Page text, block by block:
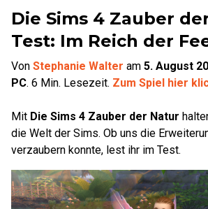
Die Sims 4 Zauber
Test: Im Reich der
Von Stephanie Walter am 5. August
PC. 6 Min. Lesezeit. Zum Spiel hier
Mit Die Sims 4 Zauber der Natur
die Welt der Sims. Ob uns die
verzaubern konnte, lest ihr im Test.